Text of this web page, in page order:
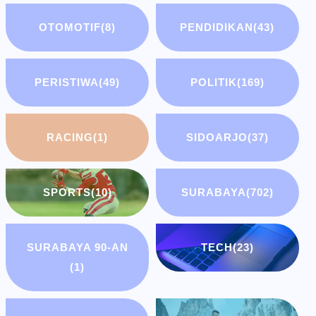
OTOMOTIF(8) PENDIDIKAN(43)
PERISTIWA(49) POLITIK(169)
RACING(1) SIDOARJO(37)
SPORTS(10) SURABAYA(702)
SURABAYA 90-AN
(1)
TECH(23)